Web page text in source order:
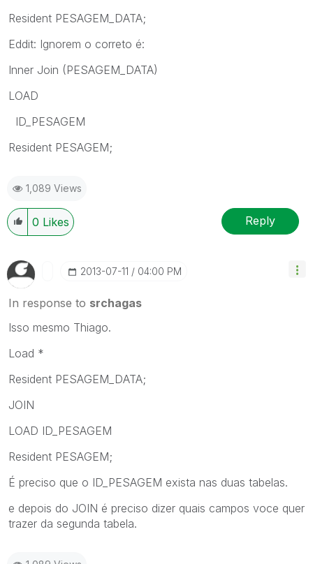
Resident PESAGEM_DATA;
Eddit: Ignorem o correto é:
Inner Join (PESAGEM_DATA)
LOAD
ID_PESAGEM
Resident PESAGEM;
1,089 Views
0 Likes Reply
‎2013-07-11 04:00 PM
In response to srchagas
Isso mesmo Thiago.
Load *
Resident PESAGEM_DATA;
JOIN
LOAD ID_PESAGEM
Resident PESAGEM;
É preciso que o ID_PESAGEM exista nas duas tabelas.
e depois do JOIN é preciso dizer quais campos voce quer
trazer da segunda tabela.